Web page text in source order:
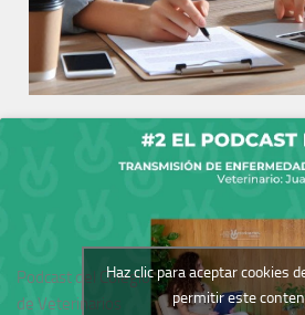
Podcast del Colegio
de Veterinarios
Haz clic para aceptar cookies
permitir este